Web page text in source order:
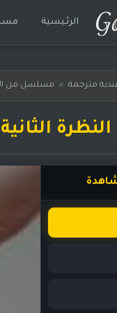
الرئيسية
مترجمة » مسلسل من
حلقة 312